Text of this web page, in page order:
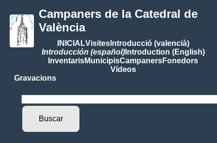
Campaners de la Catedral de
València
INICIALVisitesIntroducció (valencià)
Introducción (español)Introduction (English)
InventarisMunicipisCampanersFonedors
Vídeos
Gravacions